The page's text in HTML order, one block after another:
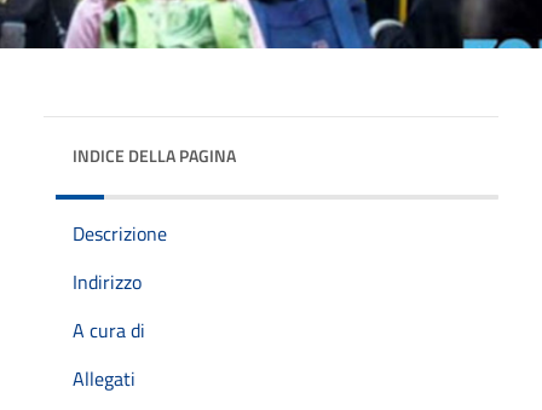
INDICE DELLA PAGINA
Descrizione
Indirizzo
A cura di
Allegati